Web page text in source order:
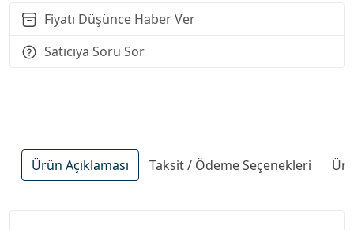
Fiyatı Düşünce Haber Ver
Satıcıya Soru Sor
Ürün Açıklaması Taksit / Ödeme Seçenekleri